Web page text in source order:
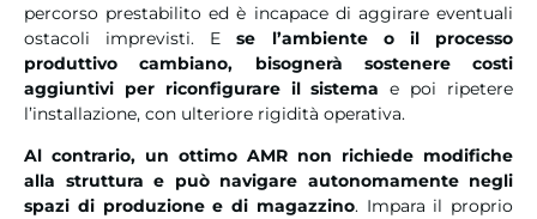
percorso prestabilito ed è incapace di aggirare eventuali
ostacoli imprevisti. Ese l’ambiente o il processo
produttivo cambiano, bisognerà sostenere costi
aggiuntivi per riconfigurare il sistema e poi ripetere
l’installazione, con ulteriore rigidità operativa.
Al contrario, un ottimo AMR non richiede modifiche
alla struttura e può navigare autonomamente negli
spazi di produzione e di magazzino. Impara il proprio